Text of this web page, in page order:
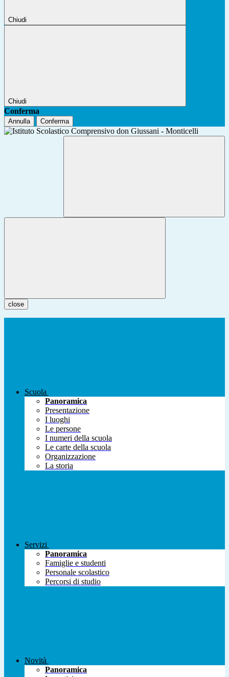
Chiudi
Chiudi
Conferma
Annulla Conferma
close
Scuola
Panoramica
Presentazione
I luoghi
Le persone
I numeri della scuola
Le carte della scuola
Organizzazione
La storia
Servizi
Panoramica
Famiglie e studenti
Personale scolastico
Percorsi di studio
Novità
Panoramica